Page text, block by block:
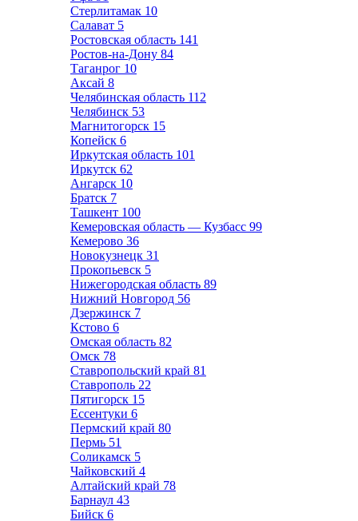
Стерлитамак 10
Салават 5
Ростовская область 141
Ростов-на-Дону 84
Таганрог 10
Аксай 8
Челябинская область 112
Челябинск 53
Магнитогорск 15
Копейск 6
Иркутская область 101
Иркутск 62
Ангарск 10
Братск 7
Ташкент 100
Кемеровская область — Кузбасс 99
Кемерово 36
Новокузнецк 31
Прокопьевск 5
Нижегородская область 89
Нижний Новгород 56
Дзержинск 7
Кстово 6
Омская область 82
Омск 78
Ставропольский край 81
Ставрополь 22
Пятигорск 15
Ессентуки 6
Пермский край 80
Пермь 51
Соликамск 5
Чайковский 4
Алтайский край 78
Барнаул 43
Бийск 6